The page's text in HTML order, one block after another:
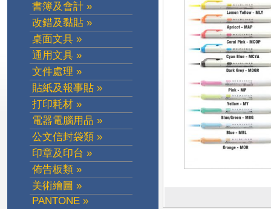
書簿及會計 »
改錯及黏貼 »
桌面文具 »
通用文具 »
文件處理 »
貼紙及報事貼 »
打印耗材 »
電器電腦用品 »
公文信封袋類 »
印章及印台 »
佈告板類 »
美術繪圖 »
PANTONE »